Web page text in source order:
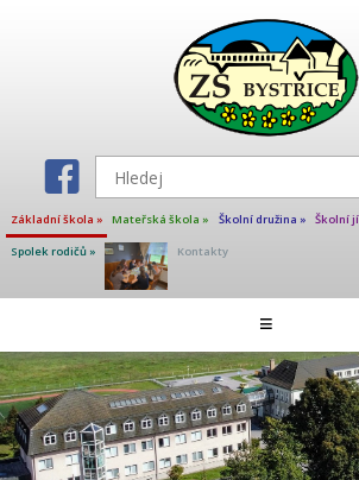
Základní škola » Mateřská škola » Školní družina » Školní
Spolek rodičů » Kontakty
≡
Škola
Školní poradenské pracoviště
Učitelé základní školy
Projekty